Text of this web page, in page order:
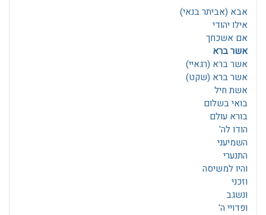
אבא (אביתר בנאי)
אילו יהודי
אם אשכחך
אשר ברא
אשר ברא (רגאיי)
אשר ברא (שקט)
אשת חיל
בואי בשלום
בורא עולם
הודו לה'
השמיעני
התנערי
והיו למשיסה
וזכני
ונשגב
ופדויי ה'